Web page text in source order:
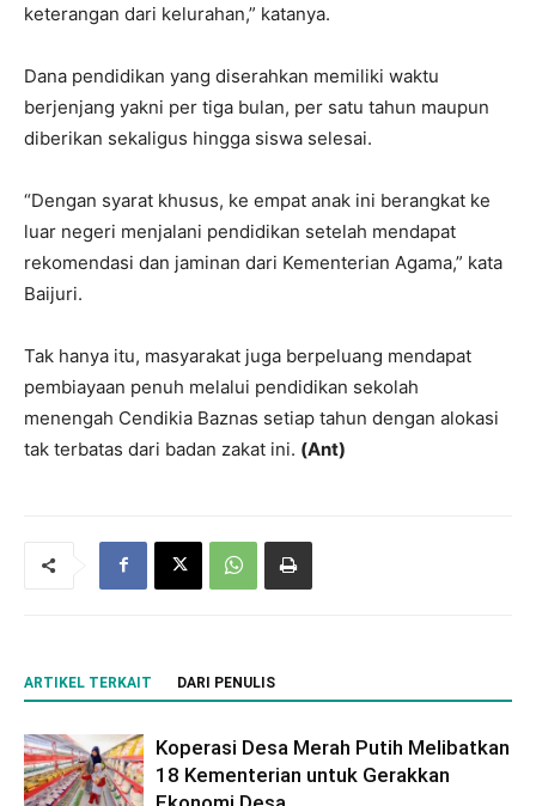
keterangan dari kelurahan,” katanya.
Dana pendidikan yang diserahkan memiliki waktu
berjenjang yakni per tiga bulan, per satu tahun maupun
diberikan sekaligus hingga siswa selesai.
“Dengan syarat khusus, ke empat anak ini berangkat ke
luar negeri menjalani pendidikan setelah mendapat
rekomendasi dan jaminan dari Kementerian Agama,” kata
Baijuri.
Tak hanya itu, masyarakat juga berpeluang mendapat
pembiayaan penuh melalui pendidikan sekolah
menengah Cendikia Baznas setiap tahun dengan alokasi
tak terbatas dari badan zakat ini. (Ant)
ARTIKEL TERKAIT DARI PENULIS
Koperasi Desa Merah Putih Melibatkan
18 Kementerian untuk Gerakkan